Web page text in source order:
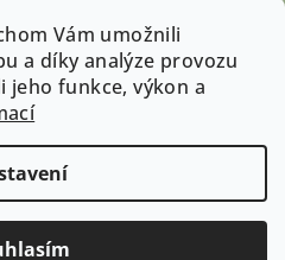
Vám umožnili
a díky analýze provozu
jeho funkce, výkon a
shop.cz. Všechna práva